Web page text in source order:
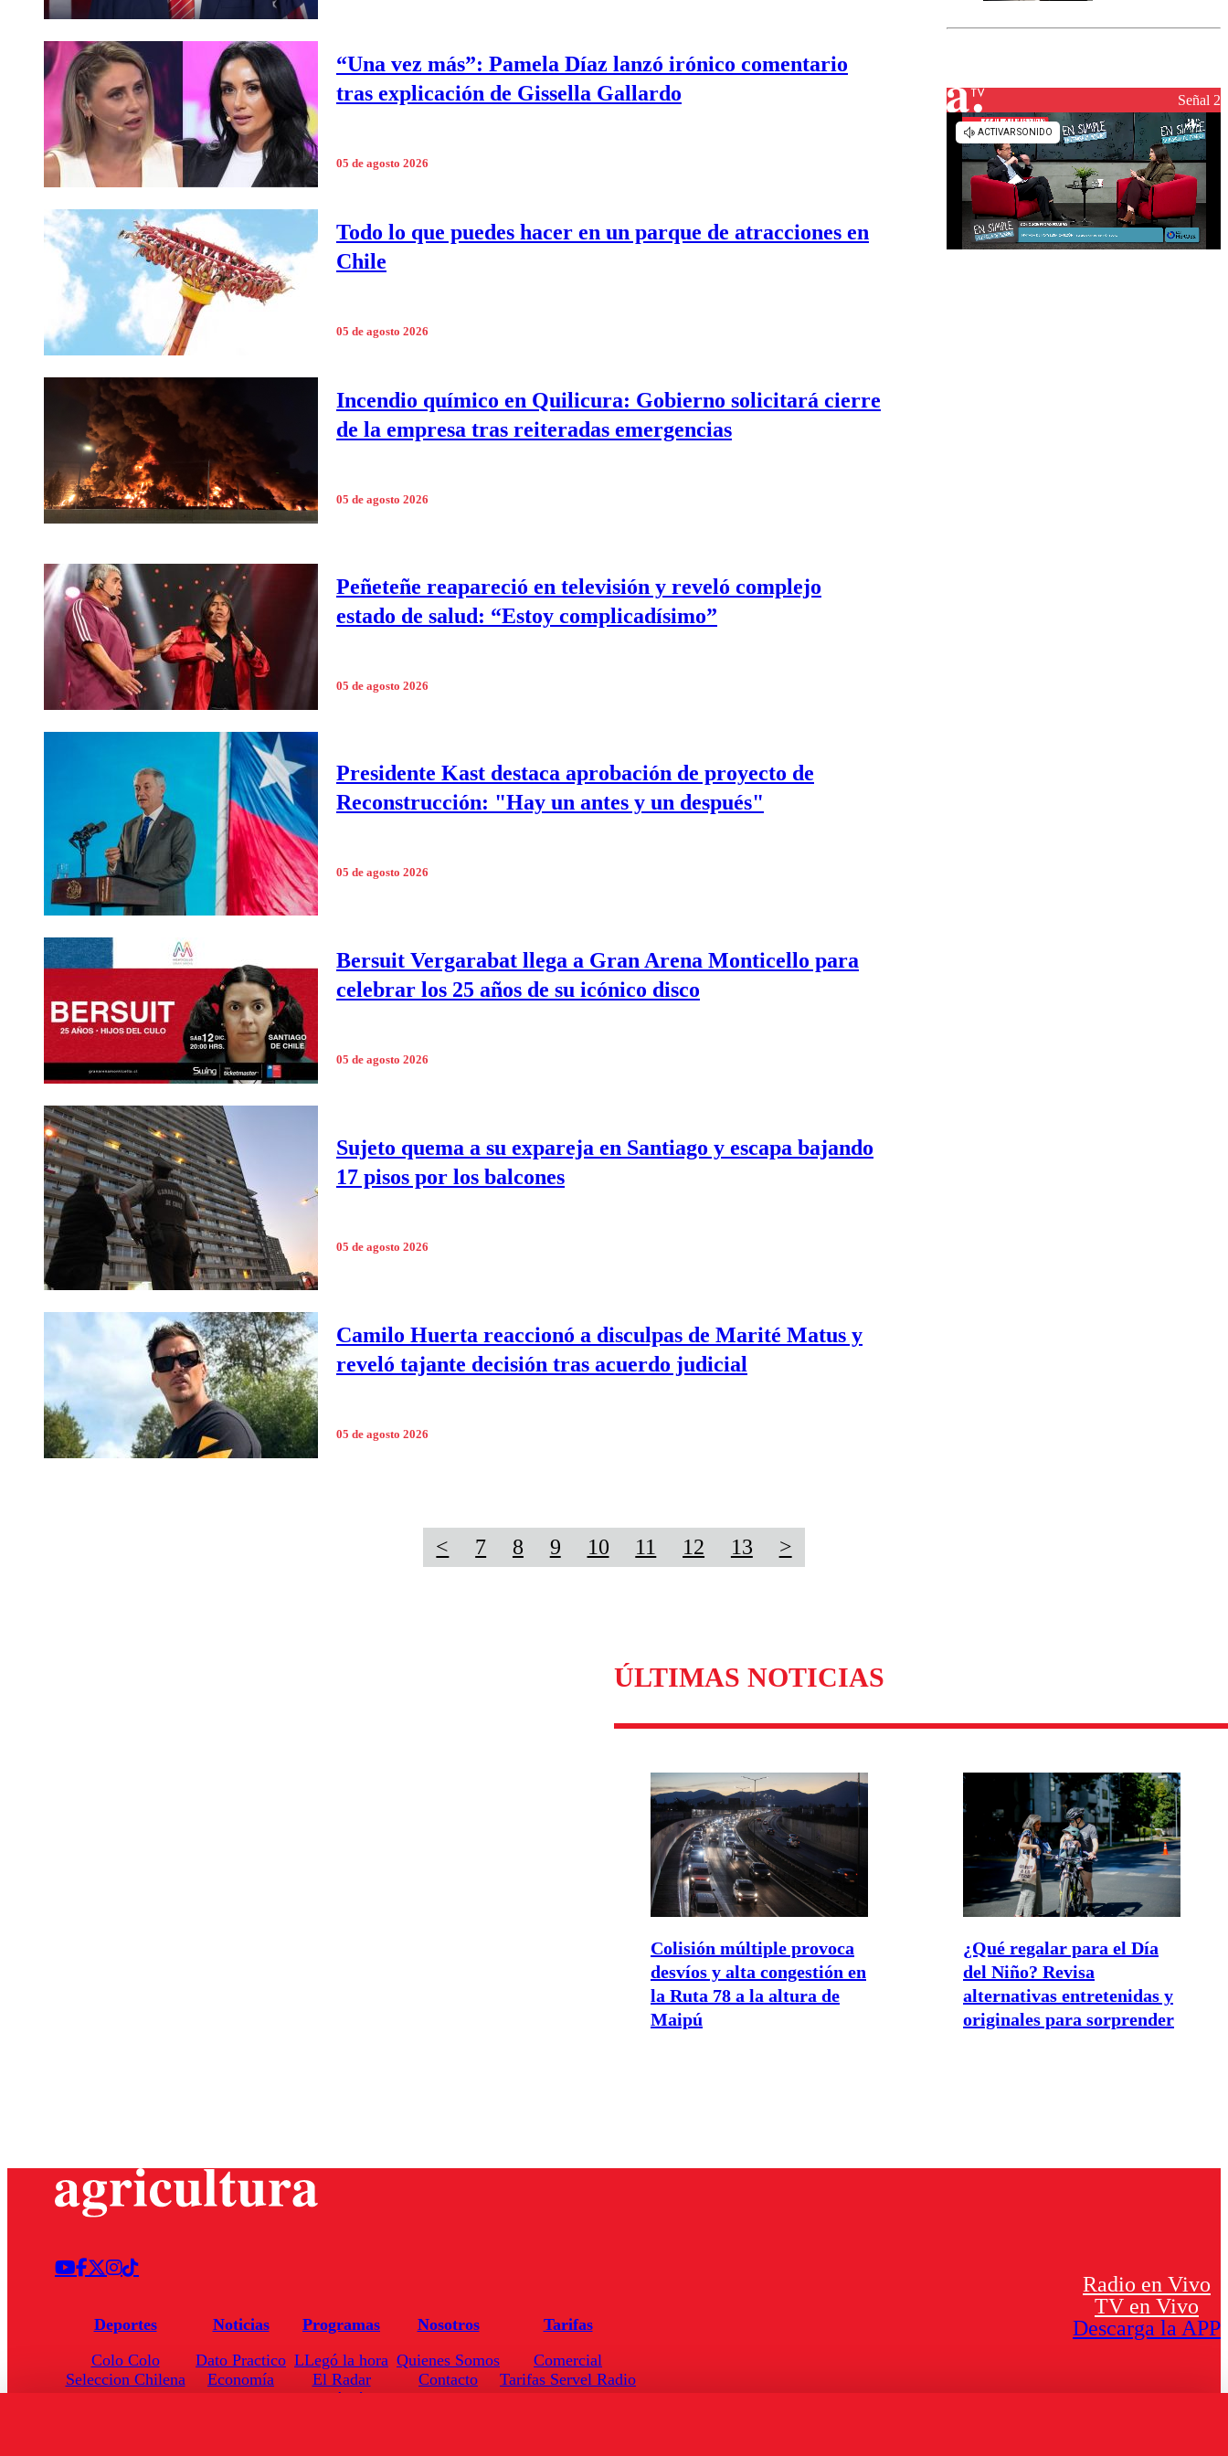
“Una vez más”: Pamela Díaz lanzó irónico comentario
tras explicación de Gissella Gallardo
05 de agosto 2026
Todo lo que puedes hacer en un parque de atracciones en
Chile
05 de agosto 2026
Incendio químico en Quilicura: Gobierno solicitará cierre
de la empresa tras reiteradas emergencias
05 de agosto 2026
Peñeteñe reapareció en televisión y reveló complejo
estado de salud: “Estoy complicadísimo”
05 de agosto 2026
Presidente Kast destaca aprobación de proyecto de
Reconstrucción: "Hay un antes y un después"
05 de agosto 2026
Bersuit Vergarabat llega a Gran Arena Monticello para
celebrar los 25 años de su icónico disco
05 de agosto 2026
Sujeto quema a su expareja en Santiago y escapa bajando
17 pisos por los balcones
05 de agosto 2026
Camilo Huerta reaccionó a disculpas de Marité Matus y
reveló tajante decisión tras acuerdo judicial
05 de agosto 2026
activa Alerta
Señal 2
< 7 8 9 10 11 12 13 >
ÚLTIMAS NOTICIAS
Colisión múltiple provoca
desvíos y alta congestión en
la Ruta 78 a la altura de
Maipú
¿Qué regalar para el Día
del Niño? Revisa
alternativas entretenidas y
originales para sorprender
Deportes
Colo Colo
Seleccion Chilena
Noticias
Dato Practico
Economía
Programas
LLegó la hora
El Radar
Enfoqué Público
Nosotros
Quienes Somos
Contacto
Tarifas
Comercial
Tarifas Servel Radio
Radio en Vivo
TV en Vivo
Descarga la APP